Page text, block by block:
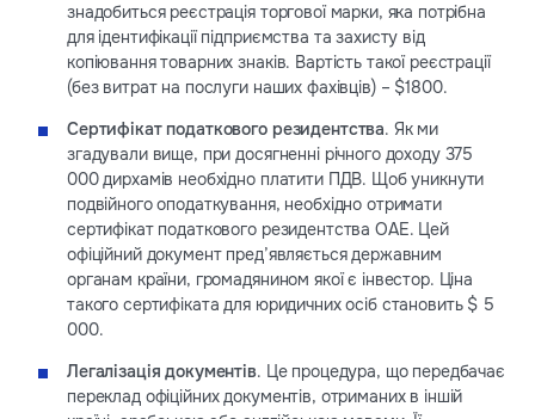
знадобиться реєстрація торгової марки, яка потрібна
для ідентифікації підприємства та захисту від
копіювання товарних знаків. Вартість такої реєстрації
(без витрат на послуги наших фахівців) – $1800.
Сертифікат податкового резидентства. Як ми
згадували вище, при досягненні річного доходу 375
000 дирхамів необхідно платити ПДВ. Щоб уникнути
подвійного оподаткування, необхідно отримати
сертифікат податкового резидентства ОАЕ. Цей
офіційний документ пред’являється державним
органам країни, громадянином якої є інвестор. Ціна
такого сертифіката для юридичних осіб становить $ 5
000.
Легалізація документів. Це процедура, що передбачає
переклад офіційних документів, отриманих в іншій